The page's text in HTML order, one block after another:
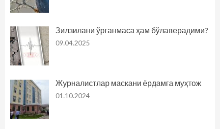
Зилзилани ўрганмаса ҳам бўлаверадими?
09.04.2025
Журналистлар маскани ёрдамга муҳтож
01.10.2024